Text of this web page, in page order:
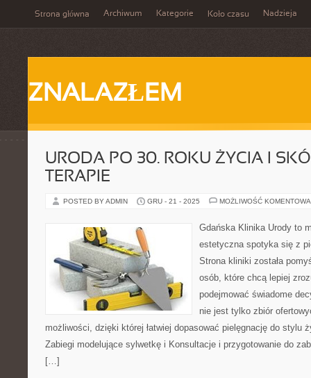
Strona główna Archiwum Kategorie Koło czasu Nadzieja
ZNALAZŁEM
URODA PO 30. ROKU ŻYCIA I
TERAPIE
POSTED BY ADMIN GRU - 21 - 2025 MOŻLIWOŚĆ
Gdańska Klinika Urody to
estetyczna spotyka się z
Strona kliniki została
osób, które chcą lepiej
podejmować świadome
nie jest tylko zbiór
możliwości, dzięki której łatwiej dopasować pielęgnację do stylu
Zabiegi modelujące sylwetkę i Konsultacje i przygotowanie do
[…]